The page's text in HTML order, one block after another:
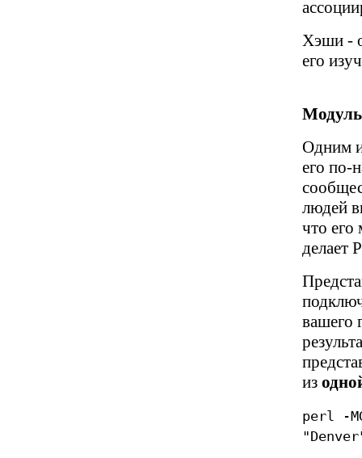
Хэши -
его
Одним
его по-
людей
что его
делает
вашего
из
perl -